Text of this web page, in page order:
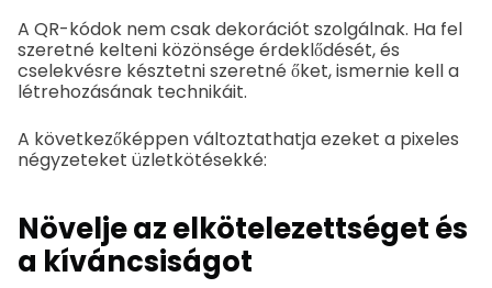
A QR-kódok nem csak dekorációt szolgálnak. Ha fel
szeretné kelteni közönsége érdeklődését, és
cselekvésre késztetni szeretné őket, ismernie kell a
létrehozásának technikáit.
A következőképpen változtathatja ezeket a pixeles
négyzeteket üzletkötésekké:
Növelje az elkötelezettséget és
a kíváncsiságot